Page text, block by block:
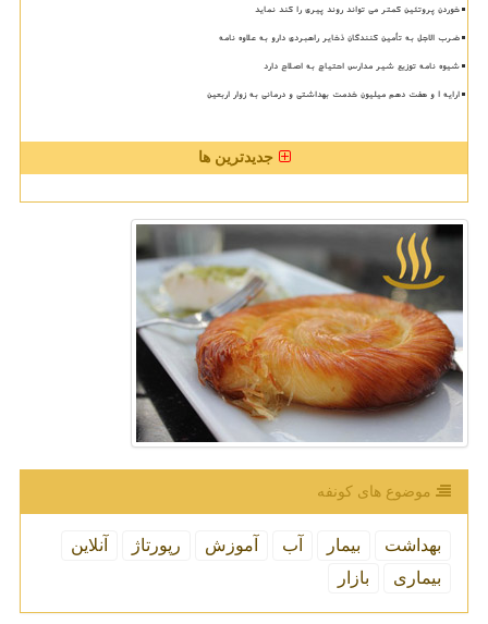
خوردن پروتئین کمتر می تواند روند پیری را کند نماید
ضرب الاجل به تأمین کنندگان ذخایر راهبردی دارو به علاوه نامه
شیوه نامه توزیع شیر مدارس احتیاج به اصلاح دارد
ارایه ۱ و هفت دهم میلیون خدمت بهداشتی و درمانی به زوار اربعین
جدیدترین ها
موضوع های كونفه
بهداشت بیمار آب آموزش رپورتاژ
آنلاین
بیماری
بازار